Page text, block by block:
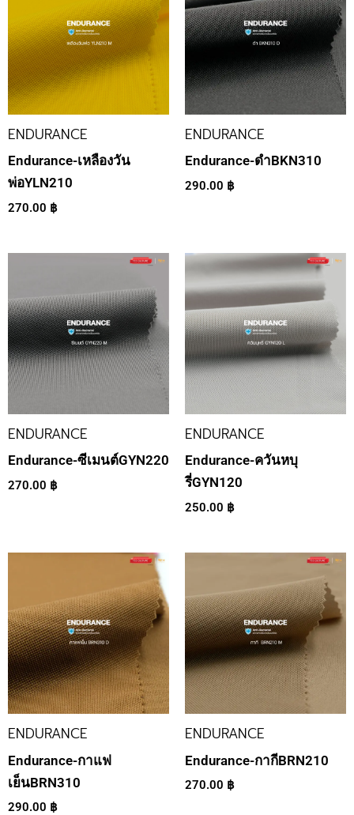
ENDURANCE
Endurance-เหลืองวัน
พ่อYLN210
270.00 ฿
ENDURANCE
Endurance-ดำBKN310
290.00 ฿
ENDURANCE
Endurance-ซีเมนต์GYN220
270.00 ฿
ENDURANCE
Endurance-ควันหบุ
รี่GYN120
250.00 ฿
ENDURANCE
Endurance-กาแฟ
เย็นBRN310
290.00 ฿
ENDURANCE
Endurance-กากีBRN210
270.00 ฿